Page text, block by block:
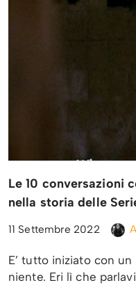
Le 10 conversazioni
nella storia delle
11 Settembre 2022
E’ tutto iniziato con
niente. Eri lì che